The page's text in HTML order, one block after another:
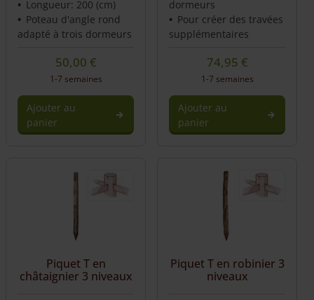
Longueur: 200 (cm)
Poteau d'angle rond
adapté à trois dormeurs
50,00 €
1-7 semaines
Ajouter au
panier
dormeurs
Pour créer des travées
supplémentaires
74,95 €
1-7 semaines
Ajouter au
panier
Piquet T en
châtaignier 3 niveaux
Piquet T en robinier 3
niveaux